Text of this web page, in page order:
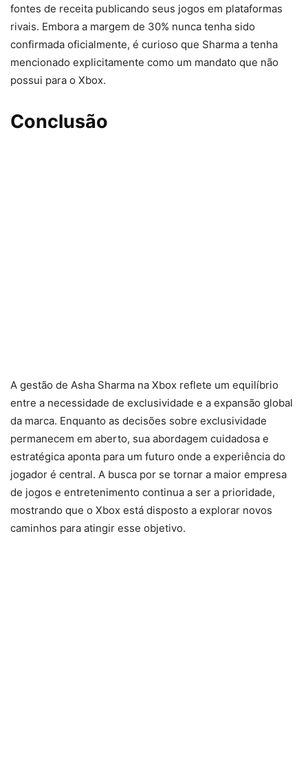
fontes de receita publicando seus jogos em plataformas
rivais. Embora a margem de 30% nunca tenha sido
confirmada oficialmente, é curioso que Sharma a tenha
mencionado explicitamente como um mandato que não
possui para o Xbox.
Conclusão
A gestão de Asha Sharma na Xbox reflete um equilíbrio
entre a necessidade de exclusividade e a expansão global
da marca. Enquanto as decisões sobre exclusividade
permanecem em aberto, sua abordagem cuidadosa e
estratégica aponta para um futuro onde a experiência do
jogador é central. A busca por se tornar a maior empresa
de jogos e entretenimento continua a ser a prioridade,
mostrando que o Xbox está disposto a explorar novos
caminhos para atingir esse objetivo.